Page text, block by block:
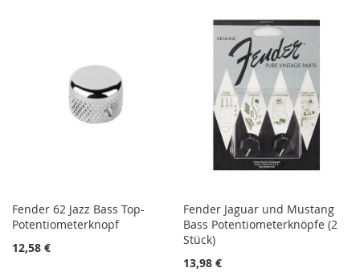
HINZUFÜGEN
Fender 62 Jazz Bass Top-
Potentiometerknopf
12,58 €
Fender Jaguar und Mustang
Bass Potentiometerknöpfe (2
Stück)
13,98 €